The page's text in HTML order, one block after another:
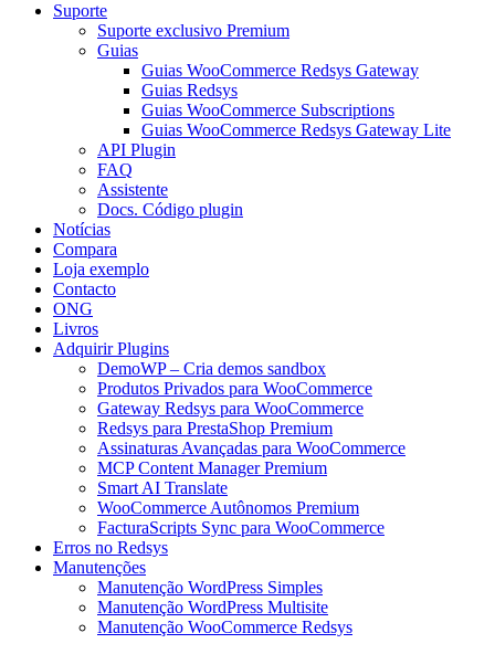
Suporte
Suporte exclusivo Premium
Guias
Guias WooCommerce Redsys Gateway
Guias Redsys
Guias WooCommerce Subscriptions
Guias WooCommerce Redsys Gateway Lite
API Plugin
FAQ
Assistente
Docs. Código plugin
Notícias
Compara
Loja exemplo
Contacto
ONG
Livros
Adquirir Plugins
DemoWP – Cria demos sandbox
Produtos Privados para WooCommerce
Gateway Redsys para WooCommerce
Redsys para PrestaShop Premium
Assinaturas Avançadas para WooCommerce
MCP Content Manager Premium
Smart AI Translate
WooCommerce Autônomos Premium
FacturaScripts Sync para WooCommerce
Erros no Redsys
Manutenções
Manutenção WordPress Simples
Manutenção WordPress Multisite
Manutenção WooCommerce Redsys